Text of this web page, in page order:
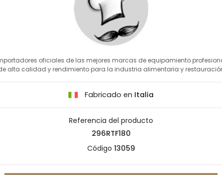
oficiales de las mejores marcas de equipamiento
alta calidad y rendimiento para la industria alimentaria y
Fabricado en Italia
Referencia del producto
296RTF180
Código 13059